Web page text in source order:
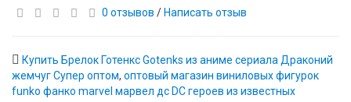
0 отзывов / Написать отзыв
Купить Брелок Готенкс Gotenks из аниме сериала Драконий
жемчуг Супер оптом, оптовый магазин виниловых фигурок
funko фанко marvel марвел дс DC героев из известных